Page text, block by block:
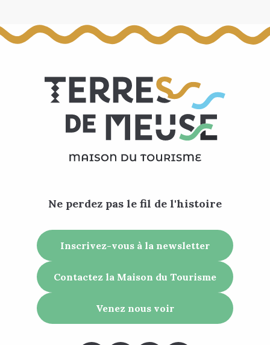
Ne perdez pas le fil de l'histoire
Inscrivez-vous à la newsletter
Contactez la Maison du Tourisme
Venez nous voir